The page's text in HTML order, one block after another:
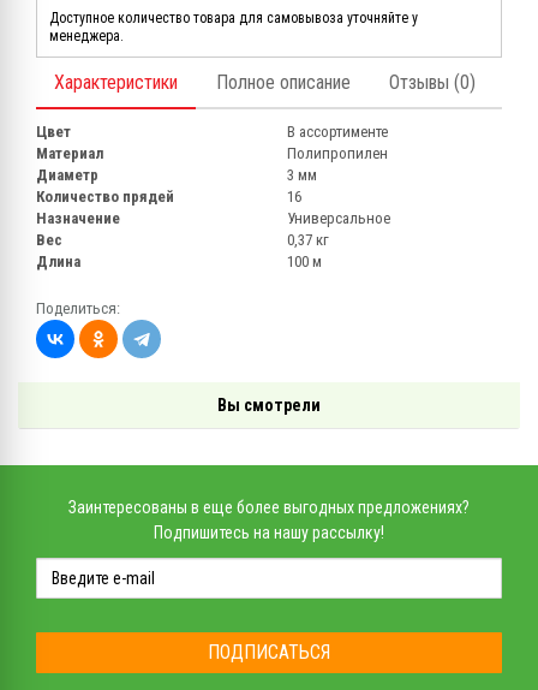
Доступное количество товара для самовывоза уточняйте у
менеджера.
Характеристики Полное описание Отзывы (0)
Цвет
В ассортименте
Материал
Полипропилен
Диаметр
3 мм
Количество прядей
16
Назначение
Универсальное
Вес
0,37 кг
Длина
100 м
Поделиться:
Вы смотрели
Заинтересованы в еще более выгодных предложениях?
Подпишитесь на нашу рассылку!
ПОДПИСАТЬСЯ